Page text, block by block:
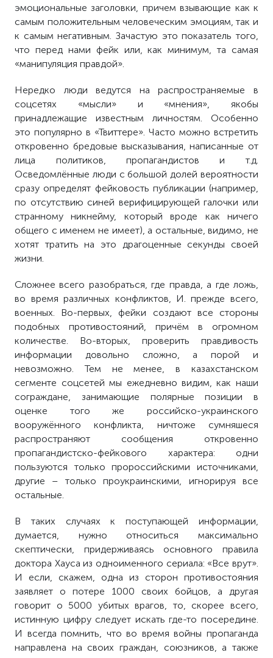
эмоциональные заголовки, причем взывающие как к
самым положительным человеческим эмоциям, так и
к самым негативным. Зачастую это показатель того,
что перед нами фейк или, как минимум, та самая
«манипуляция правдой».
Нередко люди ведутся на распространяемые в
соцсетях «мысли» и «мнения», якобы
принадлежащие известным личностям. Особенно
это популярно в «Твиттере». Часто можно встретить
откровенно бредовые высказывания, написанные от
лица политиков, пропагандистов и т.д.
Осведомлённые люди с большой долей вероятности
сразу определят фейковость публикации (например,
по отсутствию синей верифицирующей галочки или
странному никнейму, который вроде как ничего
общего с именем не имеет), а остальные, видимо, не
хотят тратить на это драгоценные секунды своей
жизни.
Сложнее всего разобраться, где правда, а где ложь,
во время различных конфликтов, И. прежде всего,
военных. Во-первых, фейки создают все стороны
подобных противостояний, причём в огромном
количестве. Во-вторых, проверить правдивость
информации довольно сложно, а порой и
невозможно. Тем не менее, в казахстанском
сегменте соцсетей мы ежедневно видим, как наши
сограждане, занимающие полярные позиции в
оценке того же российско-украинского
вооружённого конфликта, ничтоже сумняшеся
распространяют сообщения откровенно
пропагандистско-фейкового характера: одни
пользуются только пророссийскими источниками,
другие – только проукраинскими, игнорируя все
остальные.
В таких случаях к поступающей информации,
думается, нужно относиться максимально
скептически, придерживаясь основного правила
доктора Хауса из одноименного сериала: «Все врут».
И если, скажем, одна из сторон противостояния
заявляет о потере 1000 своих бойцов, а другая
говорит о 5000 убитых врагов, то, скорее всего,
истинную цифру следует искать где-то посередине.
И всегда помнить, что во время войны пропаганда
направлена на своих граждан, союзников, а также